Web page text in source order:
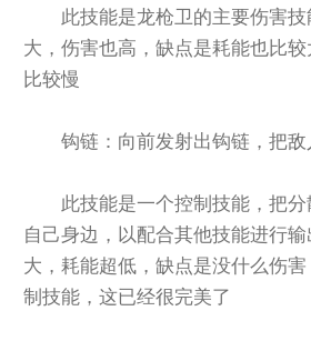
此技能是龙枪卫的主要伤害
大，伤害也高，缺点是耗能也比
比较慢
钩链：向前发射出钩链，把
此技能是一个控制技能，把
自己身边，以配合其他技能进行
大，耗能超低，缺点是没什么伤
制技能，这已经很完美了